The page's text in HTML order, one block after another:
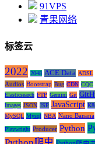
91VPS
青果网络
标签云
2022 2048 ACE Data ADSL
Audios Bootstrap Bug CDN CQC
Elasticsearch FTP Gemini Git
Images JSON JSP JavaScript
MySQL Mysql NBA Nano Banana
Playwright Producer Python